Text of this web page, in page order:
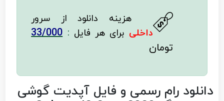
هزینه دانلود از سرور
داخلی برای هر فایل :
33/000
تومان
دانلود رام رسمی و فایل آپدیت گوشی